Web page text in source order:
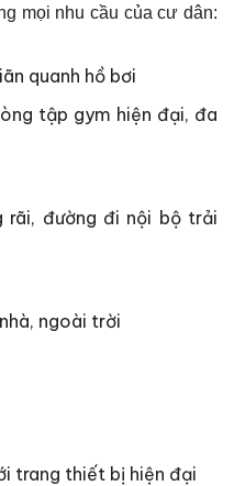
mọi nhu cầu của cư dân:
quanh hồ bơi
tập gym hiện đại, đa
rãi, đường đi nội bộ trải
ngoài trời
trang thiết bị hiện đại